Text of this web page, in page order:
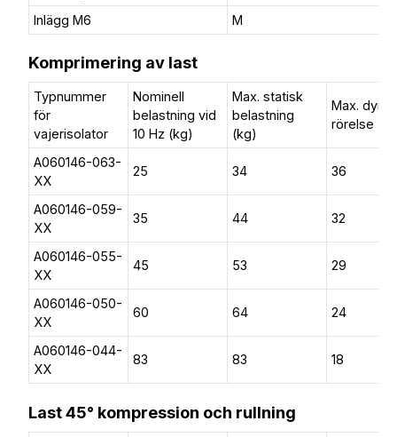
Inlägg M6
M
Komprimering av last
Typnummer
för
vajerisolator
Nominell
belastning vid
10 Hz (kg)
Max. statisk
belastning
(kg)
Max. dyn.
rörelse
A060146-063-
XX
25 34 36
A060146-059-
XX
35 44 32
A060146-055-
XX
45 53 29
A060146-050-
XX
60 64 24
A060146-044-
XX
83 83 18
Last 45° kompression och rullning